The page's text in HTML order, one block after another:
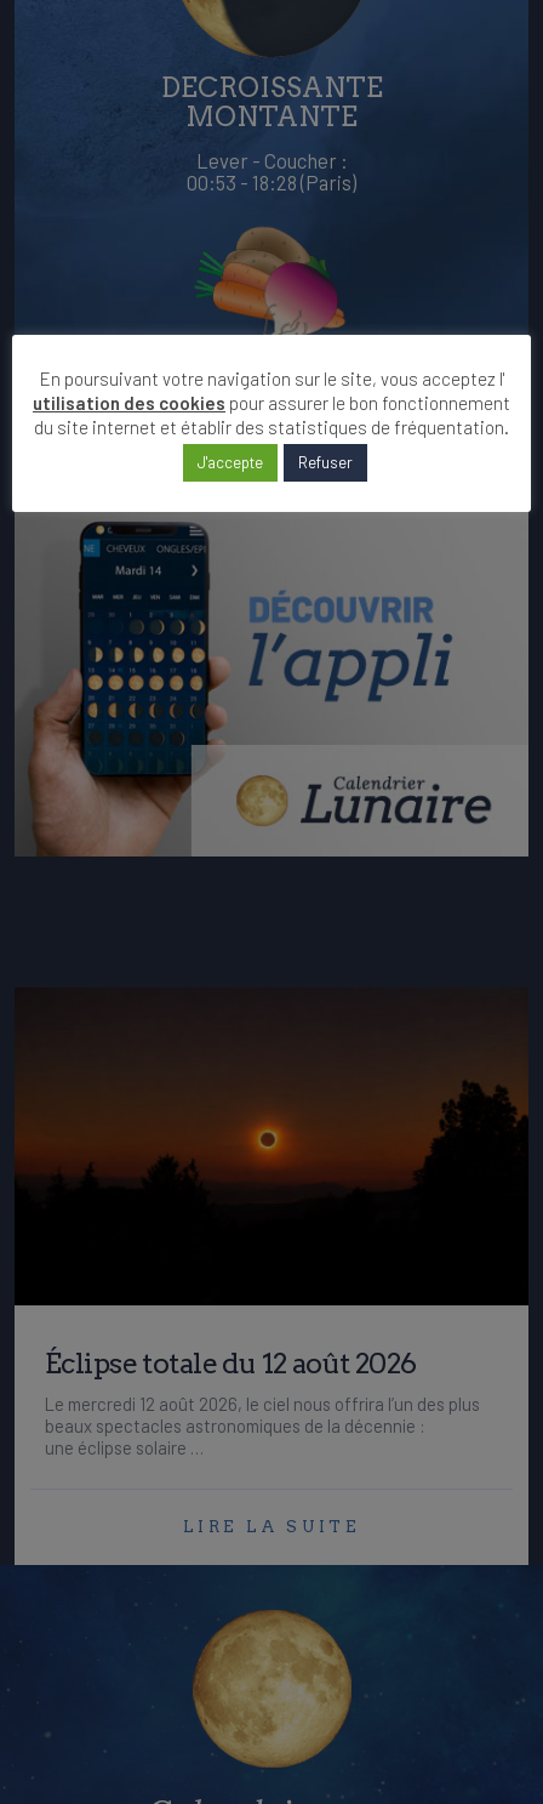
DECROISSANTE
MONTANTE
Lever - Coucher :
00:53 - 18:28 (Paris)
RACINES
VOIR LE CALENDRIER DU MOIS
Éclipse totale du 12 août 2026
Le mercredi 12 août 2026, le ciel nous offrira l’un des plus
beaux spectacles astronomiques de la décennie :
une éclipse solaire …
LIRE LA SUITE
En poursuivant votre navigation sur le site, vous acceptez l'
utilisation des cookies pour assurer le bon fonctionnement
du site internet et établir des statistiques de fréquentation.
J'accepte Refuser